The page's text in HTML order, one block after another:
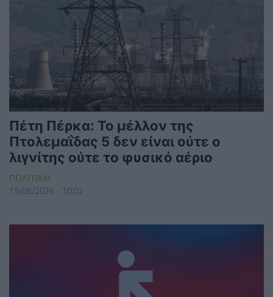
Πέτη Πέρκα: Το μέλλον της
Πτολεμαΐδας 5 δεν είναι ούτε ο
λιγνίτης ούτε το φυσικό αέριο
ΠΟΛΙΤΙΚΗ
15/05/2026 - 10:02